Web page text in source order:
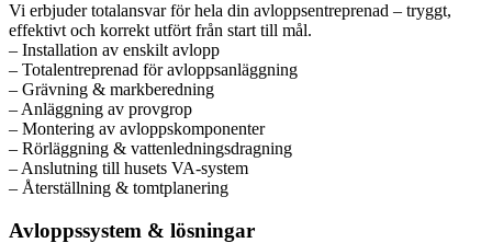
Vi erbjuder totalansvar för hela din avloppsentreprenad – tryggt,
effektivt och korrekt utfört från start till mål.
– Installation av enskilt avlopp
– Totalentreprenad för avloppsanläggning
– Grävning & markberedning
– Anläggning av provgrop
– Montering av avloppskomponenter
– Rörläggning & vattenledningsdragning
– Anslutning till husets VA-system
– Återställning & tomtplanering
Avloppssystem & lösningar